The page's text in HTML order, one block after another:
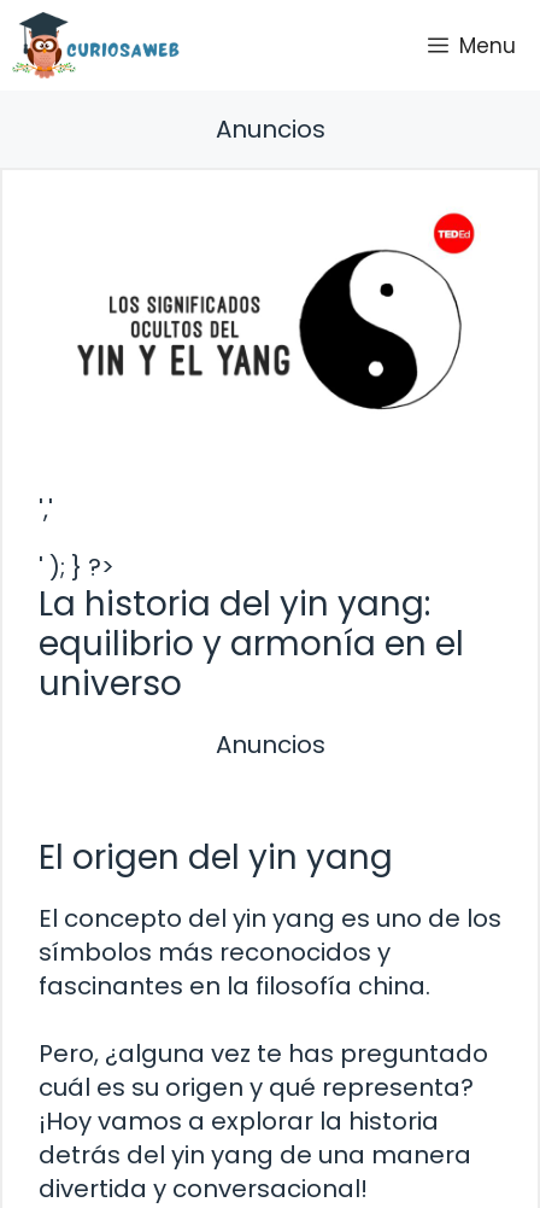
Saltar
contenido
Menu
Anuncios
','
' ); } ?>
La historia del yin yang:
equilibrio y armonía en el
universo
Anuncios
El origen del yin yang
El concepto del yin yang es uno de los
símbolos más reconocidos y
fascinantes en la filosofía china.
Pero, ¿alguna vez te has preguntado
cuál es su origen y qué representa?
¡Hoy vamos a explorar la historia
detrás del yin yang de una manera
divertida y conversacional!